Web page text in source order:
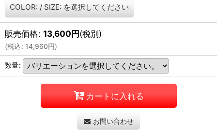
COLOR: / SIZE: を選択してください
販売価格: 13,600円(税別)
(税込: 14,960円)
数量:
カートに入れる
お問い合わせ